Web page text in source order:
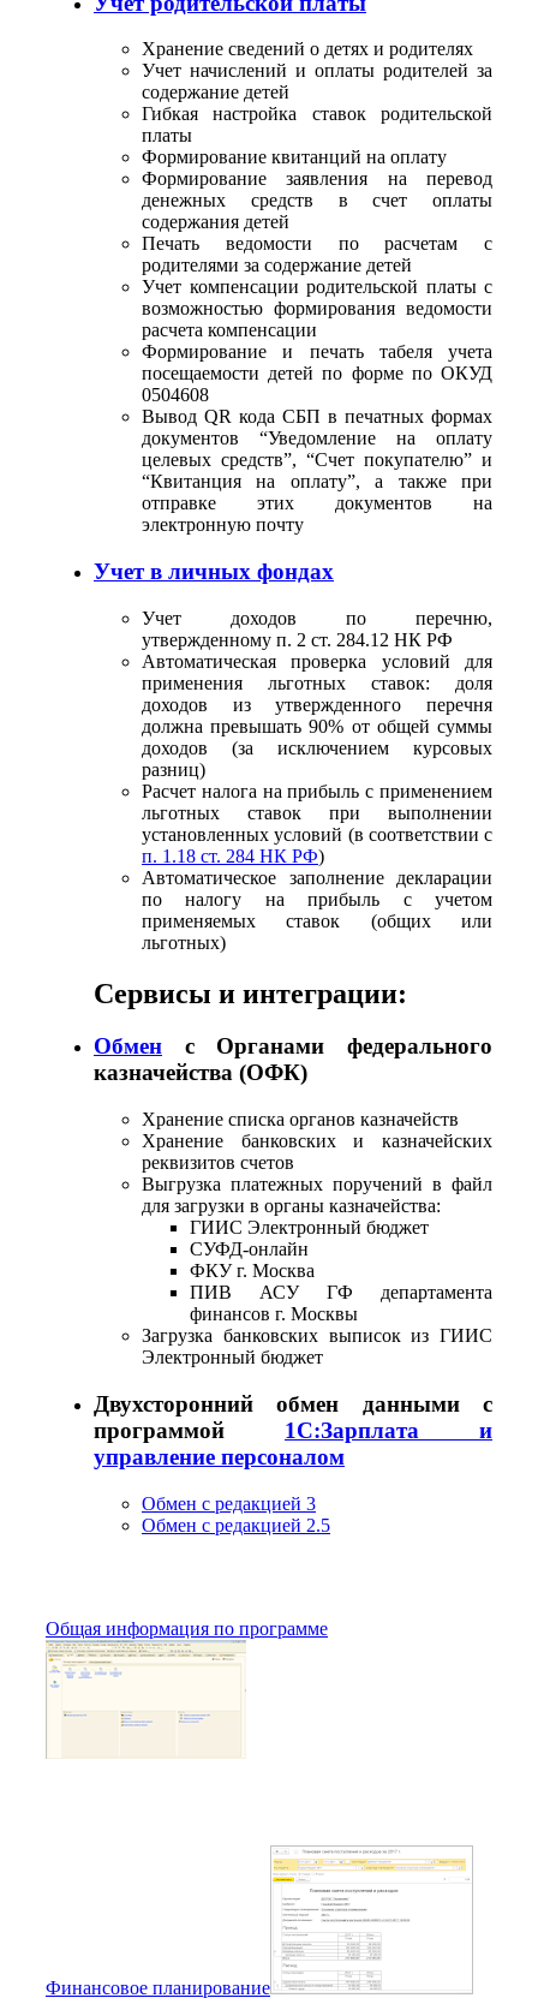
Хранение сведений о детях и родителях
Учет начислений и оплаты родителей за
содержание детей
Гибкая настройка ставок родительской
платы
Формирование квитанций на оплату
Формирование заявления на перевод
денежных средств в счет оплаты
содержания детей
Печать ведомости по расчетам с
родителями за содержание детей
Учет компенсации родительской платы с
возможностью формирования ведомости
расчета компенсации
Формирование и печать табеля учета
посещаемости детей по форме по ОКУД
0504608
Вывод QR кода СБП в печатных формах
документов “Уведомление на оплату
целевых средств”, “Счет покупателю” и
“Квитанция на оплату”, а также при
отправке этих документов на
электронную почту
Учет в личных фондах
Учет доходов по перечню,
утвержденному п. 2 ст. 284.12 НК РФ
Автоматическая проверка условий для
применения льготных ставок: доля
доходов из утвержденного перечня
должна превышать 90% от общей суммы
доходов (за исключением курсовых
разниц)
Расчет налога на прибыль с применением
льготных ставок при выполнении
установленных условий (в соответствии с
п. 1.18 ст. 284 НК РФ)
Автоматическое заполнение декларации
по налогу на прибыль с учетом
применяемых ставок (общих или
льготных)
Сервисы и интеграции:
Обмен с Органами федерального
казначейства (ОФК)
Хранение списка органов казначейств
Хранение банковских и казначейских
реквизитов счетов
Выгрузка платежных поручений в файл
для загрузки в органы казначейства:
ГИИС Электронный бюджет
СУФД-онлайн
ФКУ г. Москва
ПИВ АСУ ГФ департамента
финансов г. Москвы
Загрузка банковских выписок из ГИИС
Электронный бюджет
Двухсторонний обмен данными с
программой 1С:Зарплата и
управление персоналом
Обмен с редакцией 3
Обмен с редакцией 2.5
Общая информация по программе
Финансовое планирование